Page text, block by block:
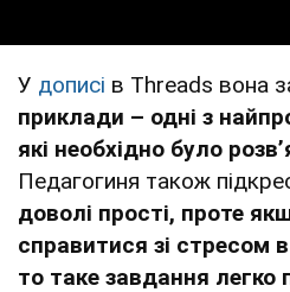
У дописі в Threads вона
приклади – одні з
які необхідно було
Педагогиня також
доволі прості, проте
справитися зі стресом
то таке завдання легко